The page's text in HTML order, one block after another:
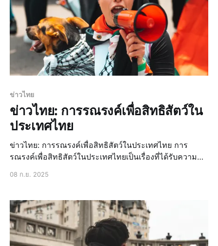
ข่าวไทย
ข่าวไทย: การรณรงค์เพื่อสิทธิสัตว์ใน
ประเทศไทย
ข่าวไทย: การรณรงค์เพื่อสิทธิสัตว์ในประเทศไทย การ
รณรงค์เพื่อสิทธิสัตว์ในประเทศไทยเป็นเรื่องที่ได้รับความ
ล่าสุ
08 ก.ย. 2025